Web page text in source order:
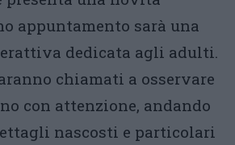
appuntamento sarà una
dedicata agli adulti.
chiamati a osservare
con attenzione, andando
nascosti e particolari